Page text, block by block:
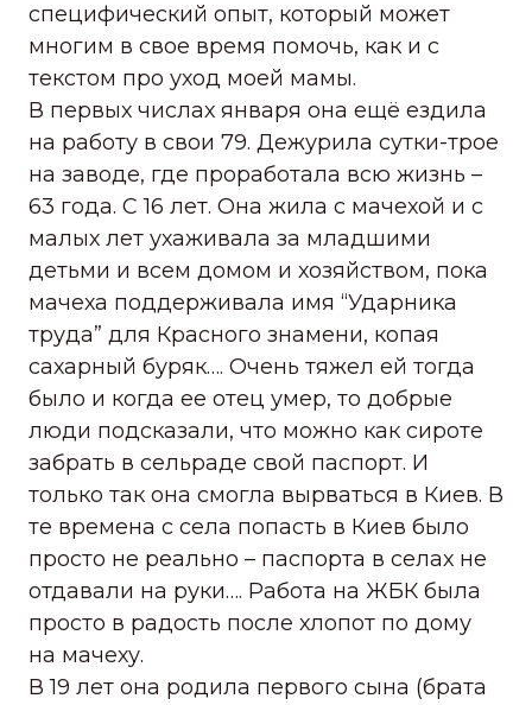
специфический опыт, который может
многим в свое время помочь, как и с
текстом про уход моей мамы.
В первых числах января она ещё ездила
на работу в свои 79. Дежурила сутки-трое
на заводе, где проработала всю жизнь –
63 года. С 16 лет. Она жила с мачехой и с
малых лет ухаживала за младшими
детьми и всем домом и хозяйством, пока
мачеха поддерживала имя “Ударника
труда” для Красного знамени, копая
сахарный буряк…. Очень тяжел ей тогда
было и когда ее отец умер, то добрые
люди подсказали, что можно как сироте
забрать в сельраде свой паспорт. И
только так она смогла вырваться в Киев. В
те времена с села попасть в Киев было
просто не реально – паспорта в селах не
отдавали на руки…. Работа на ЖБК была
просто в радость после хлопот по дому
на мачеху.
В 19 лет она родила первого сына (брата